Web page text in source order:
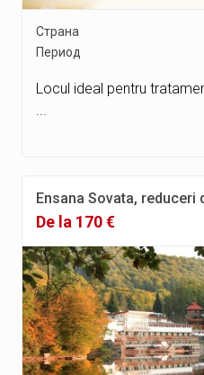
Страна
Период
Locul ideal pentru
...
Ensana Sovata, reduceri
De la 170 €